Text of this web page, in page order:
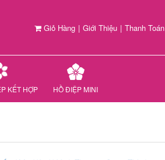
Giỏ Hàng | Giới Thiệu | Thanh Toán
KẾT HỢP HỒ ĐIỆP MINI